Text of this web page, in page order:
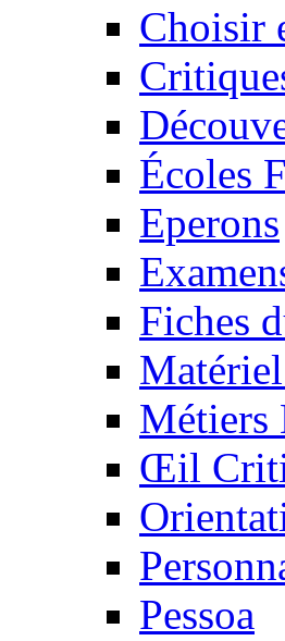
Choisir
Écoles
Eperons
Fiches
Métiers
Œil
Pessoa